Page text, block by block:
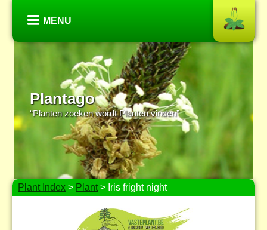
MENU
Plantago
“Planten zoeken wordt Planten vinden”
Plant Index > Plant> Iris fright night